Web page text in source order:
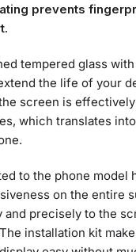
prevents
tempered glass
the life of your
screen is
which translates
to the phone model
on the entire
and precisely to the
installation kit